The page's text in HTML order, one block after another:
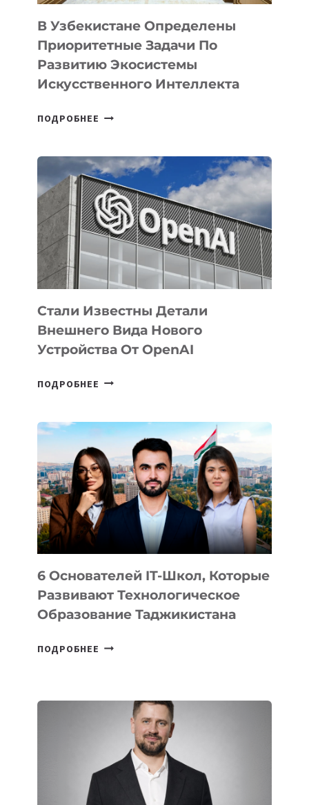
В Узбекистане Определены
Приоритетные Задачи По
Развитию Экосистемы
Искусственного Интеллекта
ПОДРОБНЕЕ
ПРИОРИТЕТНЫЕ
ЗАДАЧИ
ПО
РАЗВИТИЮ
ЭКОСИСТЕМЫ
ИСКУССТВЕННОГО
ИНТЕЛЛЕКТА
Стали Известны Детали
Внешнего Вида Нового
Устройства От OpenAI
ПОДРОБНЕЕ СТАЛИ
ВНЕШНЕГО
ВИДА
НОВОГО
УСТРОЙСТВА
ОТ
OPENAI
6 Основателей IT-Школ, Которые
Развивают Технологическое
Образование Таджикистана
ПОДРОБНЕЕ 6
КОТОРЫЕ
РАЗВИВАЮТ
ТЕХНОЛОГИЧЕСКОЕ
ОБРАЗОВАНИЕ
ТАДЖИКИСТАНА